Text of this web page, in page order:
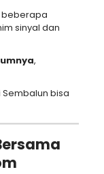
beberapa
sinyal dan
,
Sembalun bisa